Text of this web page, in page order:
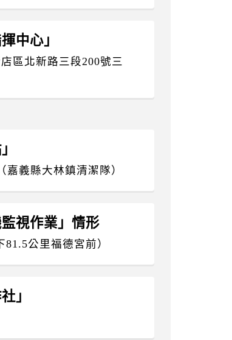
中心」
區北新路三段200號三
義縣大林鎮清潔隊）
視作業」情形
公里福德宮前）
」